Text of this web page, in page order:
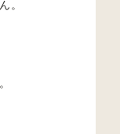
。